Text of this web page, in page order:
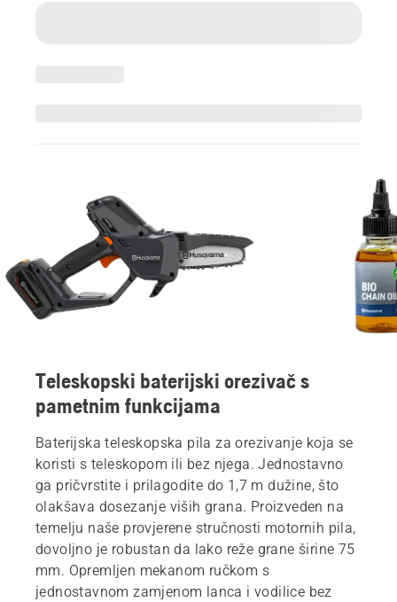
Teleskopski baterijski orezivač s
pametnim funkcijama
Baterijska teleskopska pila za orezivanje koja se
koristi s teleskopom ili bez njega. Jednostavno
ga pričvrstite i prilagodite do 1,7 m dužine, što
olakšava dosezanje viših grana. Proizveden na
temelju naše provjerene stručnosti motornih pila,
dovoljno je robustan da lako reže grane širine 75
mm. Opremljen mekanom ručkom s
jednostavnom zamjenom lanca i vodilice bez